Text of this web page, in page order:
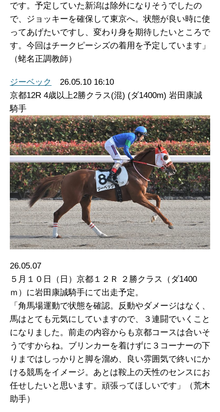
です。予定していた新潟は除外になりそうでしたの
で、ジョッキーを確保して東京へ。状態が良い時に使
ってあげたいですし、変わり身を期待したいところで
す。今回はチークピーシズの着用を予定しています」
（蛯名正調教師）
ジーベック
26.05.10 16:10
京都12R 4歳以上2勝クラス(混) (ダ1400m) 岩田康誠
騎手
26.05.07
５月１０日（日）京都１２Ｒ ２勝クラス（ダ1400
ｍ）に岩田康誠騎手にて出走予定。
「角馬場運動で状態を確認。反動やダメージはなく、
馬はとても元気にしていますので、３連闘でいくこと
になりました。前走の内容からも京都コースは合いそ
うですからね。ブリンカーを着けずに３コーナーの下
りまではしっかりと脚を溜め、良い雰囲気で終いにか
ける競馬をイメージ。あとは鞍上の天性のセンスにお
任せしたいと思います。頑張ってほしいです」（荒木
助手）